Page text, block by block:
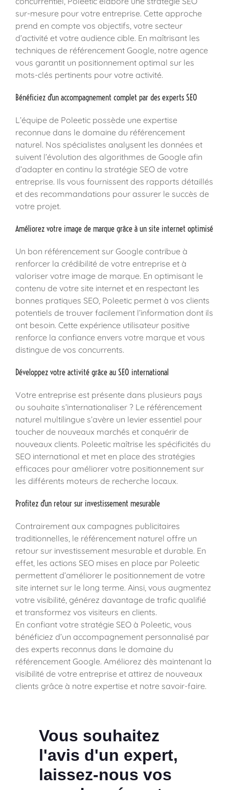
sur-mesure pour votre entreprise. Cette approche
prend en compte vos objectifs, votre secteur
d’activité et votre audience cible. En maîtrisant les
techniques de référencement Google, notre agence
vous garantit un positionnement optimal sur les
mots-clés pertinents pour votre activité.
Bénéficiez d’un accompagnement complet par des experts SEO
L’équipe de Poleetic possède une expertise
reconnue dans le domaine du référencement
naturel. Nos spécialistes analysent les données et
suivent l’évolution des algorithmes de Google afin
d’adapter en continu la stratégie SEO de votre
entreprise. Ils vous fournissent des rapports détaillés
et des recommandations pour assurer le succès de
votre projet.
Améliorez votre image de marque grâce à un site internet optimisé
Un bon référencement sur Google contribue à
renforcer la crédibilité de votre entreprise et à
valoriser votre image de marque. En optimisant le
contenu de votre site internet et en respectant les
bonnes pratiques SEO, Poleetic permet à vos clients
potentiels de trouver facilement l’information dont ils
ont besoin. Cette expérience utilisateur positive
renforce la confiance envers votre marque et vous
distingue de vos concurrents.
Développez votre activité grâce au SEO international
Votre entreprise est présente dans plusieurs pays
ou souhaite s’internationaliser ? Le référencement
naturel multilingue s’avère un levier essentiel pour
toucher de nouveaux marchés et conquérir de
nouveaux clients. Poleetic maîtrise les spécificités du
SEO international et met en place des stratégies
efficaces pour améliorer votre positionnement sur
les différents moteurs de recherche locaux.
Profitez d’un retour sur investissement mesurable
Contrairement aux campagnes publicitaires
traditionnelles, le référencement naturel offre un
retour sur investissement mesurable et durable. En
effet, les actions SEO mises en place par Poleetic
permettent d’améliorer le positionnement de votre
site internet sur le long terme. Ainsi, vous augmentez
votre visibilité, générez davantage de trafic qualifié
et transformez vos visiteurs en clients.
En confiant votre stratégie SEO à Poleetic, vous
bénéficiez d’un accompagnement personnalisé par
des experts reconnus dans le domaine du
référencement Google. Améliorez dès maintenant la
visibilité de votre entreprise et attirez de nouveaux
clients grâce à notre expertise et notre savoir-faire.